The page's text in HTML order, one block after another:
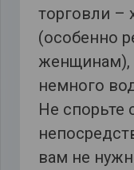
торговли –
(особенно
женщинам),
немного
Не спорьте
вам не